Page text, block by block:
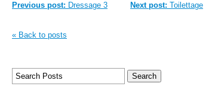
Next post: Toilettage
Previous post: Dressage 3
« Back to posts